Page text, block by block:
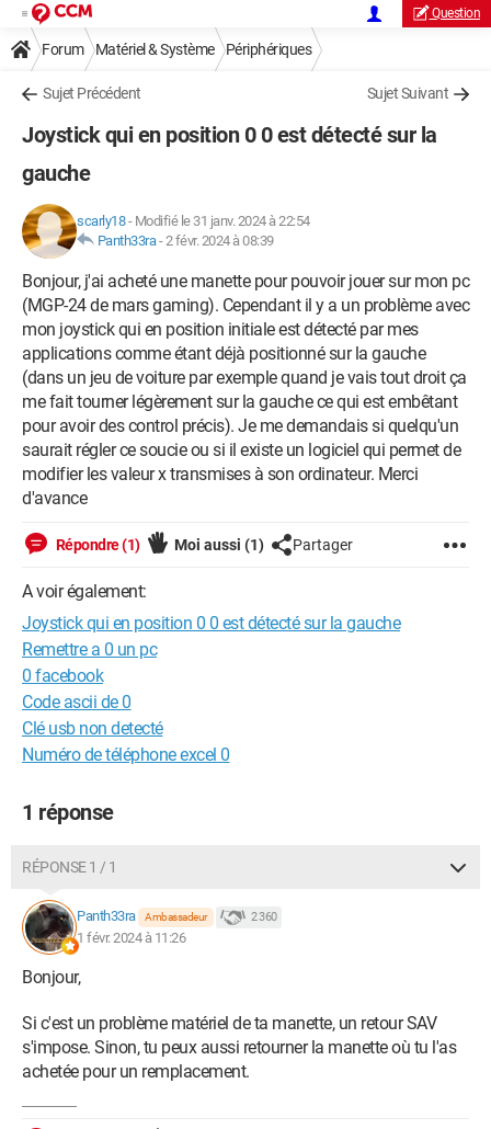
Question
Forum Matériel & Système Périphériques
Sujet Précédent Sujet Suivant
Joystick qui en position 0 0 est détecté sur la
gauche
scarly18- Modifié le 31 janv. 2024 à 22:54
Panth33ra-2 févr. 2024 à 08:39
Bonjour, j'ai acheté une manette pour pouvoir jouer sur mon pc
(MGP-24 de mars gaming). Cependant il y a un problème avec
mon joystick qui en position initiale est détecté par mes
applications comme étant déjà positionné sur la gauche
(dans un jeu de voiture par exemple quand je vais tout droit ça
me fait tourner légèrement sur la gauche ce qui est embêtant
pour avoir des control précis). Je me demandais si quelqu'un
saurait régler ce soucie ou si il existe un logiciel qui permet de
modifier les valeur x transmises à son ordinateur. Merci
d'avance
Répondre (1) Moi aussi (1) Partager
A voir également:
Joystick qui en position 0 0 est détecté sur la gauche
Remettre a 0 un pc
0 facebook
Code ascii de 0
Clé usb non detecté
Numéro de téléphone excel 0
1 réponse
RÉPONSE 1 / 1
Panth33ra Ambassadeur 2 360
1 févr. 2024 à 11:26
Bonjour,
Si c'est un problème matériel de ta manette, un retour SAV
s'impose. Sinon, tu peux aussi retourner la manette où tu l'as
achetée pour un remplacement.